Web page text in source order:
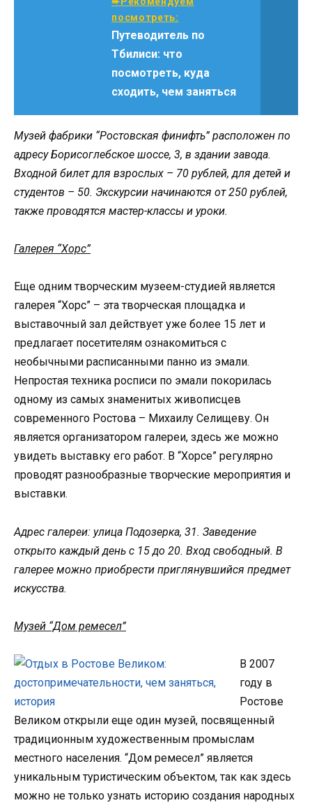
посмотреть:
Путеводитель по
Тбилиси: что
посмотреть, куда
сходить, чем заняться
Музей фабрики “Ростовская финифть” расположен по
адресу Борисоглебское шоссе, 3, в здании завода.
Входной билет для взрослых – 70 рублей, для детей и
студентов – 50. Экскурсии начинаются от 250 рублей,
также проводятся мастер-классы и уроки.
Галерея “Хорс”
Еще одним творческим музеем-студией является
галерея “Хорс” – эта творческая площадка и
выставочный зал действует уже более 15 лет и
предлагает посетителям ознакомиться с
необычными расписанными панно из эмали.
Непростая техника росписи по эмали покорилась
одному из самых знаменитых живописцев
современного Ростова – Михаилу Селищеву. Он
является организатором галереи, здесь же можно
увидеть выставку его работ. В “Хорсе” регулярно
проводят разнообразные творческие мероприятия и
выставки.
Адрес галереи: улица Подозерка, 31. Заведение
открыто каждый день с 15 до 20. Вход свободный. В
галерее можно приобрести приглянувшийся предмет
искусства.
Музей “Дом ремесел”
В 2007
году в
Ростове
Великом открыли еще один музей, посвященный
традиционным художественным промыслам
местного населения. “Дом ремесел” является
уникальным туристическим объектом, так как здесь
можно не только узнать историю создания народных